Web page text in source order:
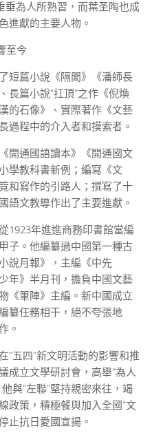
垂為人所熟習，而葉圣陶也成
進獻的主要人物。
至今
短篇小說《隔閡》《潘師長
長篇小說“扛頂”之作《倪煥
的石像》、實際著作《文藝
過程中的介入者和摸索者。
開通國語讀本》《開通國文
學教科書新例；編寫《文
和寫作的引路人；撰寫了十
語文教導作出了主要進獻。
1923年進進商務印書館當編
子。他編纂過中國第一種古
說月報》，主編《中先
年》半月刊，擔負中國文藝
《筆陣》主編。新中國成立
纂任務相干，絕不夸張地
。
“五四”新文明活動的影響和推
成立文學研討會，高舉“為人
與“左聯”堅持親密來往，竭
政策，積極餐與加入全國“文
止抗日愛國宣揚。